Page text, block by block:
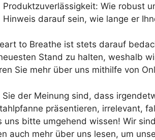
Produktzuverlässigkeit: Wie robust
Hinweis darauf sein, wie lange er
to Breathe ist stets darauf
Stand zu halten, weshalb
Sie mehr über uns mithilfe von
Sie der Meinung sind, dass
präsentieren, irrelevant,
uns bitte umgehend wissen! Wir
auch mehr über uns lesen, um